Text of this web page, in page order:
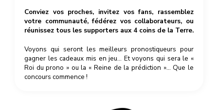
Conviez vos proches, invitez vos fans, rassemblez
votre communauté, fédérez vos collaborateurs, ou
réunissez tous les supporters aux 4 coins de la Terre.
Voyons qui seront les meilleurs pronostiqueurs pour
gagner les cadeaux mis en jeu… Et voyons qui sera le «
Roi du prono » ou la « Reine de la prédiction »… Que le
concours commence !